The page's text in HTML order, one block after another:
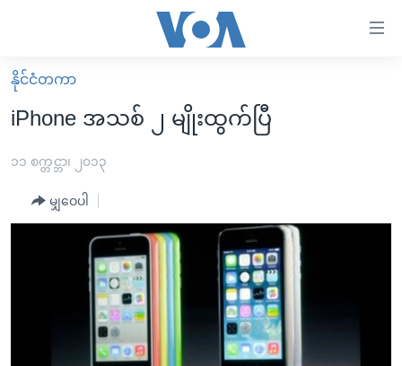
လွယ်ကူ
စေ
များ
အကြောင်းအရာ
မူလစာမျက်နှာ
မြန်မာ
ကမ္ဘာ့သတင်းများ
နိုင်ငံတကာ
အမေရိကန်
အစ္စရေး-ပါလက်စတိုင်း
သတင်းလွတ်လပ်ခွင့်
ရပ်ဝန်းတခု လမ်းတခု အလွန်
အင်္ဂလိပ်စာလေ့လာမယ်
အမေရိကန်သုံးအီဒီယံ
မကြေးမုံရဲ့ အင်္ဂလိပ်စာ
အပတ်စဉ်ကဏ္ဍများ
ရေဒီယိုနှင့်ရုပ်သံ အချက်အလက်များ
နိုင်ငံတကာ
iPhone အသစ် ၂ မျိုးထွက်ပြီ
၁၁ စက္တင္ဘာ၊ ၂၀၁၃
မျှဝေပါ